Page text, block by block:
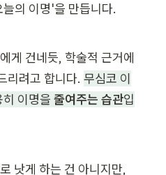
의 이명'을 만듭니다.
게 건네듯, 학술적 근거에
리려고 합니다. 무심코 이
이명을 줄여주는 습관입